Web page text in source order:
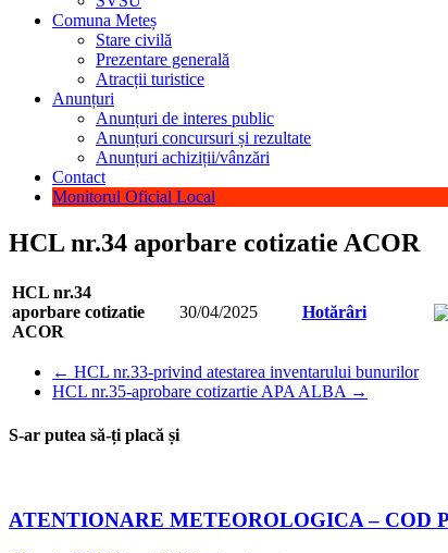
Comuna Meteș
Stare civilă
Prezentare generală
Atracții turistice
Anunțuri
Anunțuri de interes public
Anunțuri concursuri și rezultate
Anunțuri achiziții/vânzări
Contact
Monitorul Oficial Local
HCL nr.34 aporbare cotizatie ACOR
HCL nr.34
aporbare cotizatie
ACOR
30/04/2025 Hotărâri
← HCL nr.33-privind atestarea inventarului bunurilor
HCL nr.35-aprobare cotizartie APA ALBA →
S-ar putea să-ți placă și
ATENTIONARE METEOROLOGICA – COD